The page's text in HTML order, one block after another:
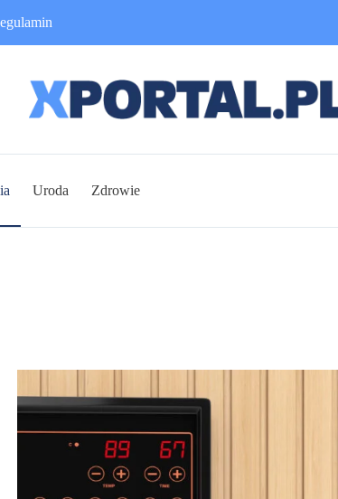
Uroda Zdrowie